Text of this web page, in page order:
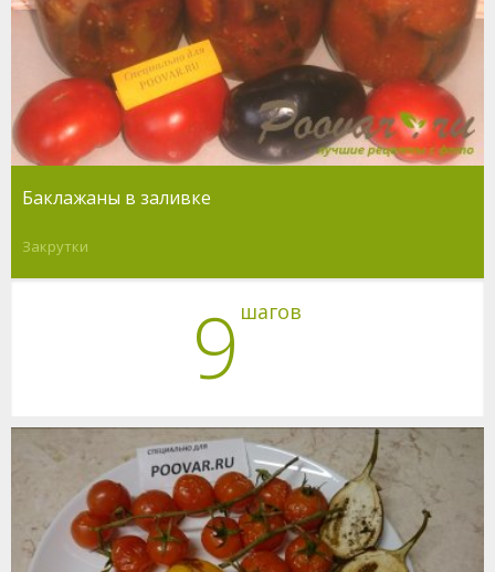
Баклажаны в заливке
Закрутки
9 шагов